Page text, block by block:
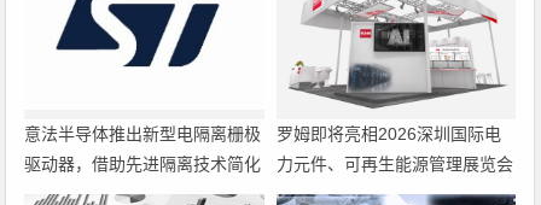
意法半导体推出新型电隔离栅极
驱动器，借助先进隔离技术简化
电源设计
罗姆即将亮相2026深圳国际电
力元件、可再生能源管理展览会
暨研讨会